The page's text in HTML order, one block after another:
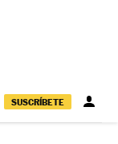
SUSCRÍBETE